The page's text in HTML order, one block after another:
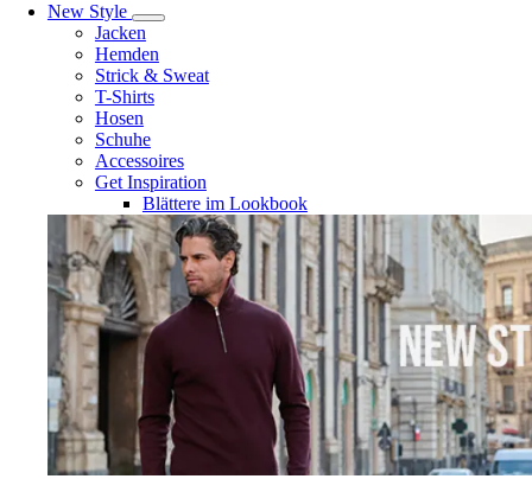
New Style
Jacken
Hemden
Strick & Sweat
T-Shirts
Hosen
Schuhe
Accessoires
Get Inspiration
Blättere im Lookbook